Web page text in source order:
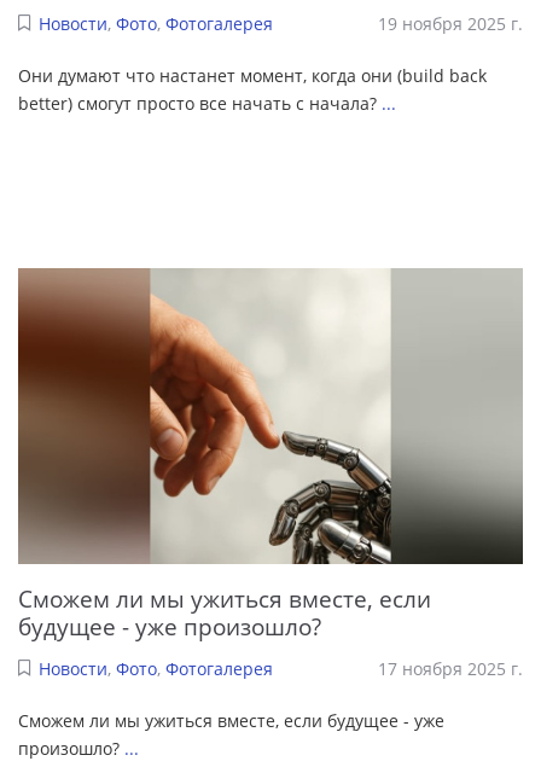
Новости, Фото, Фотогалерея 19 ноября 2025 г.
Они думают что настанет момент, когда они (build back
better) смогут просто все начать с начала? ...
Сможем ли мы ужиться вместе, если
будущее - уже произошло?
Новости, Фото, Фотогалерея 17 ноября 2025 г.
Сможем ли мы ужиться вместе, если будущее - уже
произошло? ...